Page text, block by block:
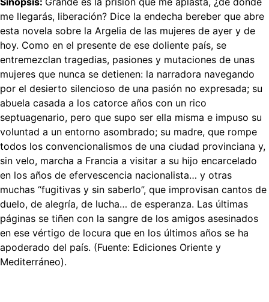
me llegarás, liberación? Dice la endecha bereber que abre
esta novela sobre la Argelia de las mujeres de ayer y de
hoy. Como en el presente de ese doliente país, se
entremezclan tragedias, pasiones y mutaciones de unas
mujeres que nunca se detienen: la narradora navegando
por el desierto silencioso de una pasión no expresada; su
abuela casada a los catorce años con un rico
septuagenario, pero que supo ser ella misma e impuso su
voluntad a un entorno asombrado; su madre, que rompe
todos los convencionalismos de una ciudad provinciana y,
sin velo, marcha a Francia a visitar a su hijo encarcelado
en los años de efervescencia nacionalista… y otras
muchas “fugitivas y sin saberlo”, que improvisan cantos de
duelo, de alegría, de lucha… de esperanza. Las últimas
páginas se tiñen con la sangre de los amigos asesinados
en ese vértigo de locura que en los últimos años se ha
apoderado del país. (Fuente: Ediciones Oriente y
Mediterráneo).